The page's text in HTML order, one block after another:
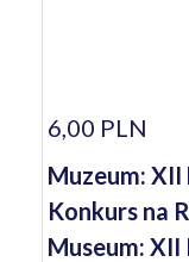
6,00 PLN
Muzeum:
Konkurs na
Museum: